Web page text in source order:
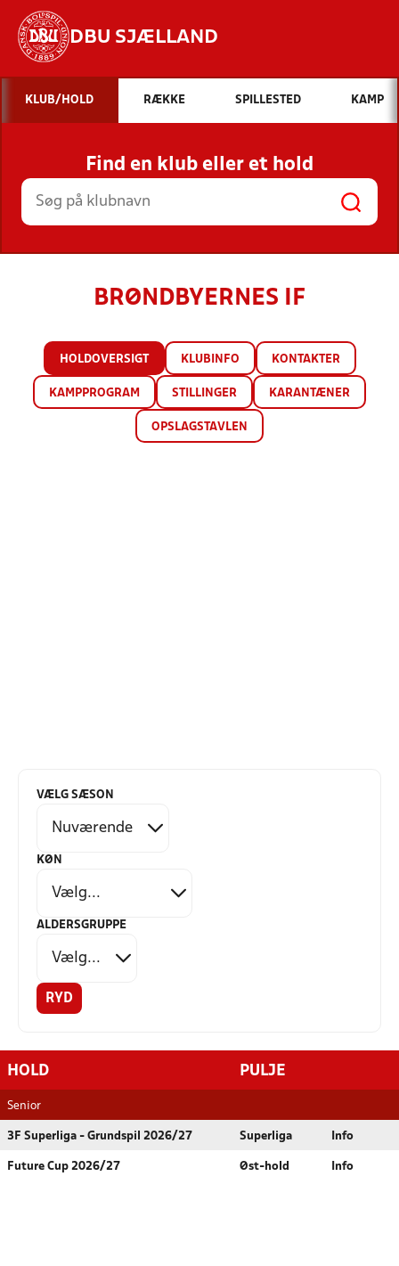
DBU SJÆLLAND
Hvad vil du søge efter?
INDHOLD OG NYHEDER
STILLINGER, RESULTATER, KLUBBER OG
HOLD
KLUB/HOLD RÆKKE SPILLESTED KAMP
Find en klub eller et hold
BRØNDBYERNES IF
HOLDOVERSIGT KLUBINFO KONTAKTER
KAMPPROGRAM STILLINGER KARANTÆNER
OPSLAGSTAVLEN
VÆLG SÆSON
KØN
ALDERSGRUPPE
RYD
HOLD PULJE
Senior
3F Superliga - Grundspil 2026/27 Superliga Info
Future Cup 2026/27 Øst-hold Info